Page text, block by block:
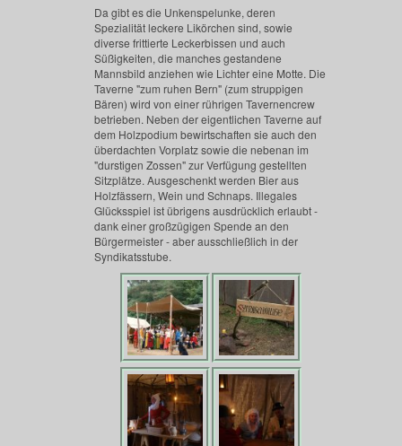
Da gibt es die Unkenspelunke, deren
Spezialität leckere Likörchen sind, sowie
diverse frittierte Leckerbissen und auch
Süßigkeiten, die manches gestandene
Mannsbild anziehen wie Lichter eine Motte. Die
Taverne "zum ruhen Bern" (zum struppigen
Bären) wird von einer rührigen Tavernencrew
betrieben. Neben der eigentlichen Taverne auf
dem Holzpodium bewirtschaften sie auch den
überdachten Vorplatz sowie die nebenan im
"durstigen Zossen" zur Verfügung gestellten
Sitzplätze. Ausgeschenkt werden Bier aus
Holzfässern, Wein und Schnaps. Illegales
Glücksspiel ist übrigens ausdrücklich erlaubt -
dank einer großzügigen Spende an den
Bürgermeister - aber ausschließlich in der
Syndikatsstube.